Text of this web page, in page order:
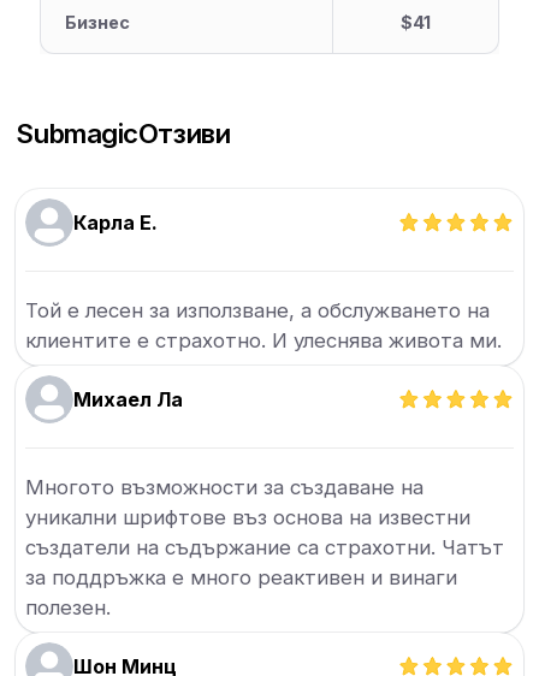
Бизнес $41
SubmagicОтзиви
Карла Е.
Той е лесен за използване, а обслужването на
клиентите е страхотно. И улеснява живота ми.
Михаел Ла
Многото възможности за създаване на
уникални шрифтове въз основа на известни
създатели на съдържание са страхотни. Чатът
за поддръжка е много реактивен и винаги
полезен.
Шон Минц